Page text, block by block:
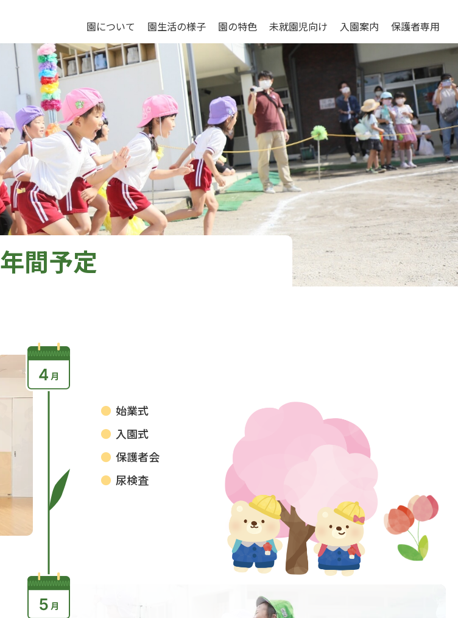
園について 園生活の様子 園の特色 未就園児向け 入園案内 保護者専用
年間予定
始業式
入園式
保護者会
尿検査